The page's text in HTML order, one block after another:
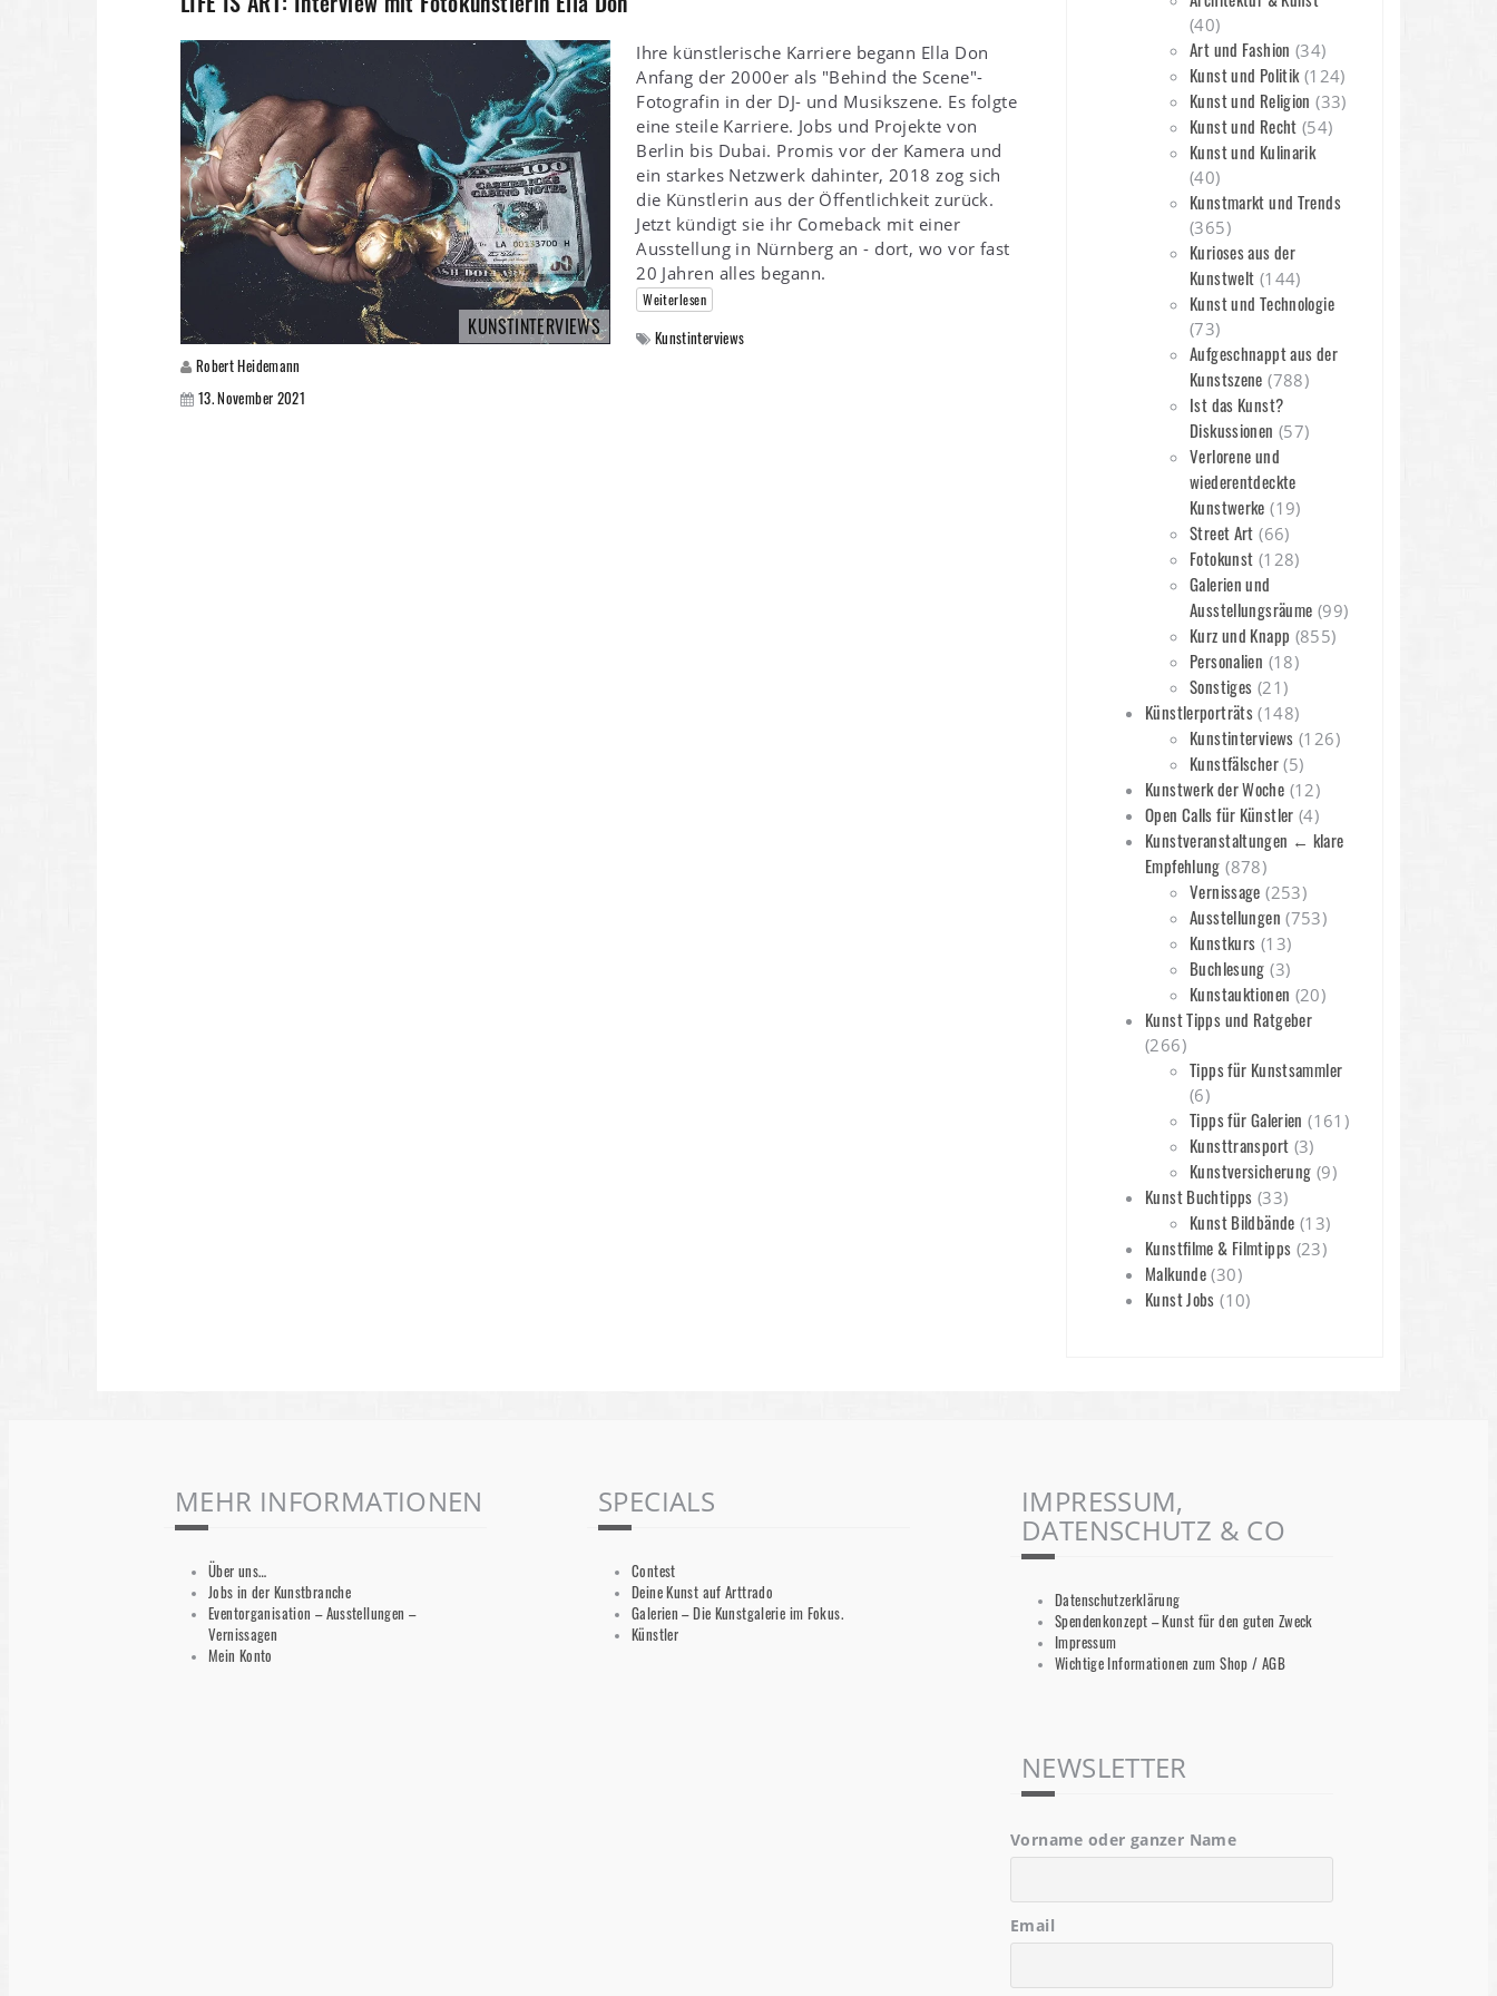
KUNSTINTERVIEWS
Ihre künstlerische Karriere begann Ella Don
Anfang der 2000er als "Behind the Scene"-
Fotografin in der DJ- und Musikszene. Es folgte
eine steile Karriere. Jobs und Projekte von
Berlin bis Dubai. Promis vor der Kamera und
ein starkes Netzwerk dahinter, 2018 zog sich
die Künstlerin aus der Öffentlichkeit zurück.
Jetzt kündigt sie ihr Comeback mit einer
Ausstellung in Nürnberg an - dort, wo vor fast
20 Jahren alles begann.
Weiterlesen
Kunstinterviews
Robert Heidemann
13. November 2021
(40)
Art und Fashion (34)
Kunst und Politik(124)
Kunst und Religion (33)
Kunst und Recht (54)
Kunst und Kulinarik
(40)
Kunstmarkt und Trends
(365)
Kurioses aus der
Kunstwelt (144)
Kunst und Technologie
(73)
Aufgeschnappt aus der
Kunstszene (788)
Ist das Kunst?
Diskussionen (57)
Verlorene und
wiederentdeckte
Kunstwerke (19)
Street Art (66)
Fotokunst (128)
Galerien und
Ausstellungsräume (99)
Kurz und Knapp (855)
Personalien (18)
Sonstiges (21)
Künstlerporträts (148)
Kunstinterviews (126)
Kunstfälscher(5)
Kunstwerk der Woche (12)
Open Calls für Künstler (4)
Kunstveranstaltungen ← klare
Empfehlung (878)
Vernissage (253)
Ausstellungen (753)
Kunstkurs (13)
Buchlesung (3)
Kunstauktionen (20)
Kunst Tipps und Ratgeber
(266)
Tipps für Kunstsammler
(6)
Tipps für Galerien (161)
Kunsttransport (3)
Kunstversicherung (9)
Kunst Buchtipps (33)
Kunst Bildbände (13)
Kunstfilme & Filmtipps (23)
Malkunde (30)
Kunst Jobs (10)
MEHR INFORMATIONEN
Über uns…
Jobs in der Kunstbranche
Eventorganisation – Ausstellungen –
Vernissagen
Mein Konto
SPECIALS
Contest
Deine Kunst auf Arttrado
Galerien – Die Kunstgalerie im Fokus.
Künstler
IMPRESSUM,
DATENSCHUTZ & CO
Datenschutzerklärung
Spendenkonzept – Kunst für den guten Zweck
Impressum
Wichtige Informationen zum Shop / AGB
NEWSLETTER
Vorname oder ganzer Name
Email